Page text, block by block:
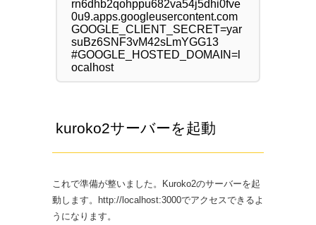
rn6dhb2qohppu682va54j5dhi0fve
0u9.apps.googleusercontent.com
GOOGLE_CLIENT_SECRET=yar
suBz6SNF3vM42sLmYGG13
#GOOGLE_HOSTED_DOMAIN=l
kuroko2サーバーを起動
これで準備が整いました。Kuroko2のサーバーを起
動します。http://localhost:3000でアクセスできるよ
うになります。